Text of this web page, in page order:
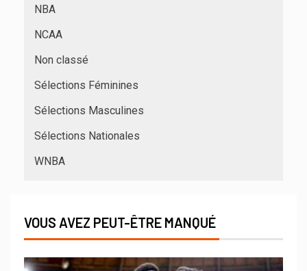
NBA
NCAA
Non classé
Sélections Féminines
Sélections Masculines
Sélections Nationales
WNBA
VOUS AVEZ PEUT-ÊTRE MANQUÉ